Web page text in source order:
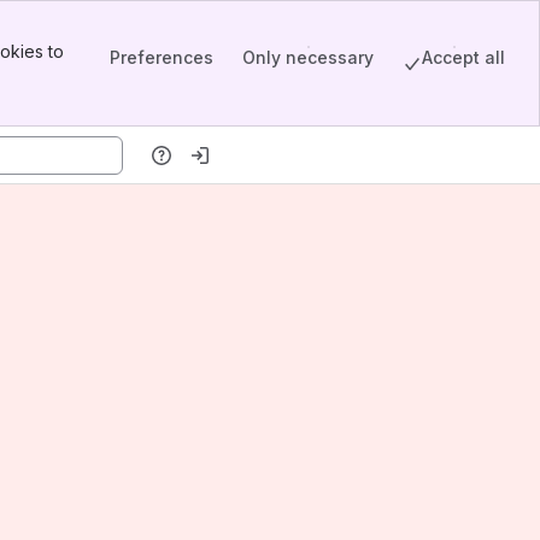
to
Preferences Only necessary Accept all